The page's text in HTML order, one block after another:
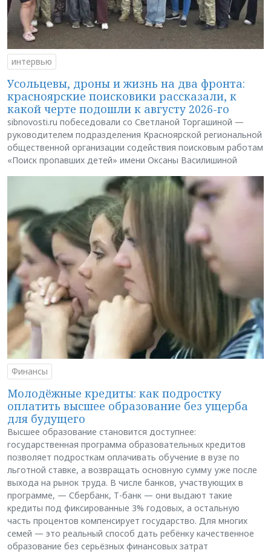
интервью
Усольцевы, дроны и жизнь на два фронта:
красноярские поисковики рассказали, к
какой черте подошли к августу 2026-го
sibnovosti.ru побеседовали со Светланой Торгашиной —
руководителем подразделения Красноярской региональной
общественной организации содействия поисковым работам
«Поиск пропавших детей» имени Оксаны Василишиной
Финансы
Молодёжные кредиты: как подростку
оплатить высшее образование без ущерба
для будущего
Высшее образование становится доступнее:
государственная программа образовательных кредитов
позволяет подросткам оплачивать обучение в вузе по
льготной ставке, а возвращать основную сумму уже после
выхода на рынок труда. В числе банков, участвующих в
программе, — Сбербанк, Т-банк — они выдают такие
кредиты под фиксированные 3% годовых, а остальную
часть процентов компенсирует государство. Для многих
семей — это реальный способ дать ребёнку качественное
образование без серьёзных финансовых затрат